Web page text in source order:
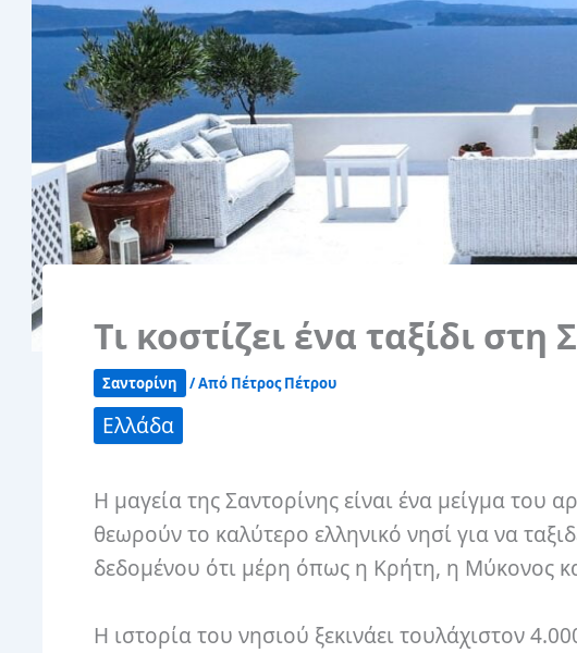
Τι κοστίζει ένα ταξίδι στη
Σαντορίνη / Από Πέτρος Πέτρου
Ελλάδα
Η μαγεία της Σαντορίνης είναι ένα μείγμα
θεωρούν το καλύτερο ελληνικό νησί για να
δεδομένου ότι μέρη όπως η Κρήτη, η Μύκονος
Η ιστορία του νησιού ξεκινάει τουλάχιστον